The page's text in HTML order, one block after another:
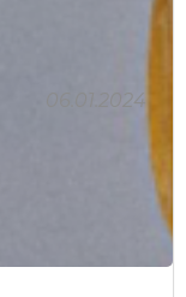
06.01.2024